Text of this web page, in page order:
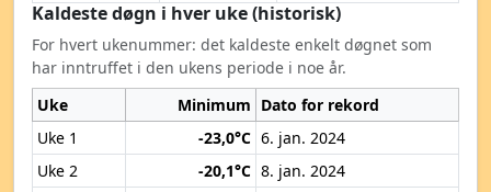
Kaldeste døgn i hver uke (historisk)
For hvert ukenummer: det kaldeste enkelt døgnet som
har inntruffet i den ukens periode i noe år.
Uke
Minimum Dato for rekord
Uke 1
-23,0°C 6. jan. 2024
Uke 2
-20,1°C 8. jan. 2024